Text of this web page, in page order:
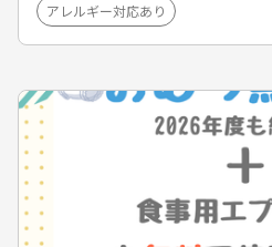
アレルギー対応あり